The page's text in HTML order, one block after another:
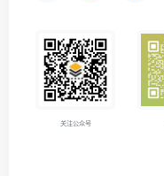
关注公众号